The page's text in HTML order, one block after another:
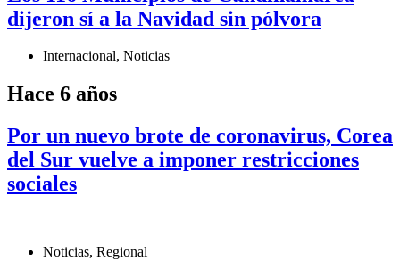
dijeron sí a la Navidad sin pólvora
Internacional, Noticias
Hace 6 años
Por un nuevo brote de coronavirus, Corea
del Sur vuelve a imponer restricciones
sociales
Noticias, Regional